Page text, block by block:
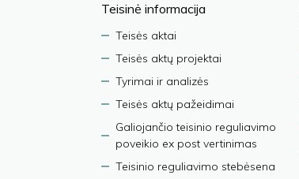
Teisinė informacija
Teisės aktai
Teisės aktų projektai
Tyrimai ir analizės
Teisės aktų pažeidimai
Galiojančio teisinio reguliavimo
poveikio ex post vertinimas
Teisinio reguliavimo stebėsena